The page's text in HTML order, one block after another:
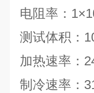
电阻率：
测试体积：
加热速率：
制冷速率：